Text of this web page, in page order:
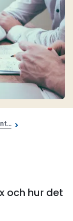
och hur det